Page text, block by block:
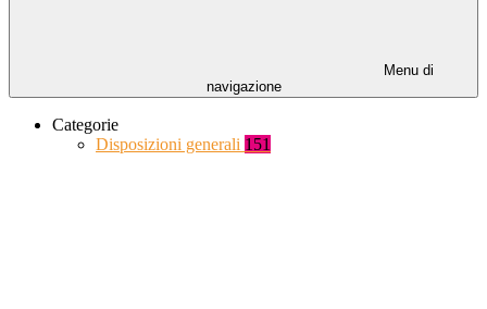
Menu di
navigazione
Categorie
Disposizioni generali 151